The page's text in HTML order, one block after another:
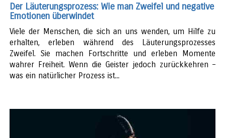
Der Läuterungsprozess: Wie man Zweifel und negative
Emotionen überwindet
Viele der Menschen, die sich an uns wenden, um Hilfe zu
erhalten, erleben während des Läuterungsprozesses
Zweifel. Sie machen Fortschritte und erleben Momente
wahrer Freiheit. Wenn die Geister jedoch zurückkehren –
was ein natürlicher Prozess ist...